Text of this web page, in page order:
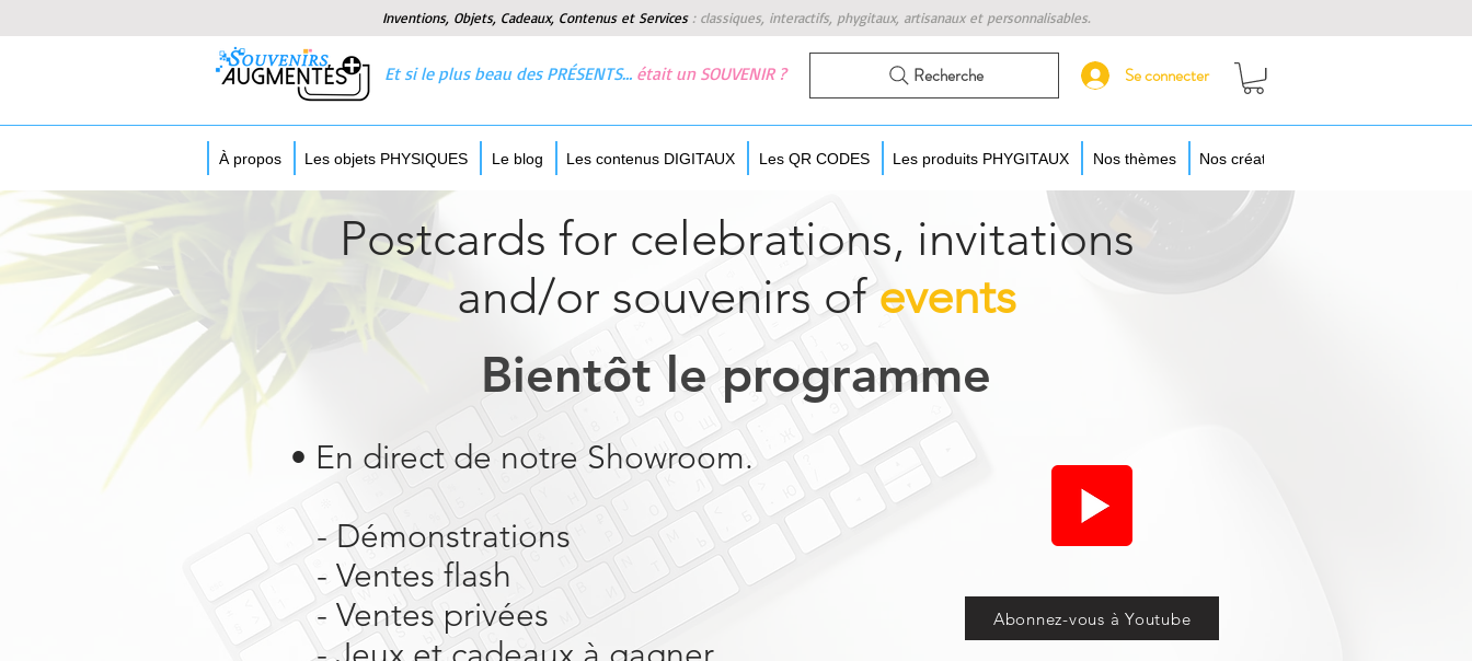
Inventions, Objets, Cadeaux, Contenus et Services : classiques, interactifs, phygitaux, artisanaux et personnalisables.
Et si le plus beau des PRÉSENTS… était un SOUVENIR ? Recherche Se connecter
À propos Les objets PHYSIQUES Le blog Les contenus DIGITAUX Les QR CODES Les produits PHYGITAUX Nos thèmes Nos créateurs
Postcards for celebrations, invitations
and/or souvenirs of events
Bientôt le programme
• En direct de notreShowroom.
- Démonstrations
- Ventes flash
- Ventes privées
Abonnez-vous à Youtube